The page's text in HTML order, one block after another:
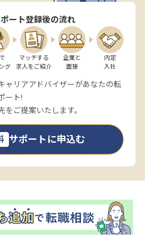
ート登録後の流れ
グ
マッチする
求人をご紹介
企業と
面接
内定
入社
ャリアアドバイザーがあなたの転
ート!
をご提案いたします。
サポートに申込む